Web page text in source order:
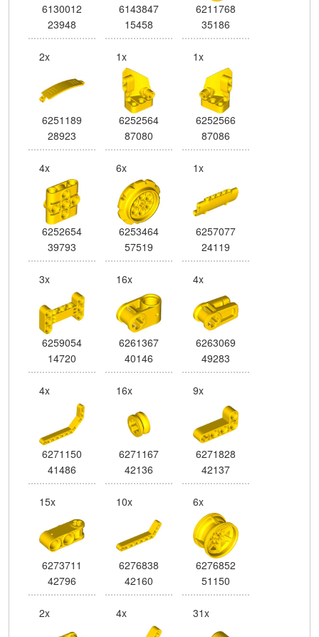
6130012
23948
6143847
15458
6211768
35186
2x
6251189
28923
1x
6252564
87080
1x
6252566
87086
4x
6252654
39793
6x
6253464
57519
1x
6257077
24119
3x
6259054
14720
16x
6261367
40146
4x
6263069
49283
4x
6271150
41486
16x
6271167
42136
9x
6271828
42137
15x
6273711
42796
10x
6276838
42160
6x
6276852
51150
2x 4x 31x